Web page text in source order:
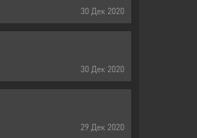
30 Дек 2020
30 Дек 2020
29 Дек 2020